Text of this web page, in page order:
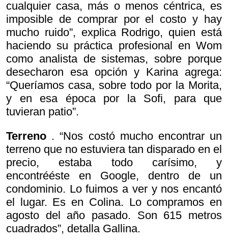
cualquier casa, más o menos céntrica, es
imposible de comprar por el costo y hay
mucho ruido”, explica Rodrigo, quien está
haciendo su práctica profesional en Wom
como analista de sistemas, sobre porque
desecharon esa opción y Karina agrega:
“Queríamos casa, sobre todo por la Morita,
y en esa época por la Sofi, para que
tuvieran patio”.
Terreno . “Nos costó mucho encontrar un
terreno que no estuviera tan disparado en el
precio, estaba todo carísimo, y
encontrééste en Google, dentro de un
condominio. Lo fuimos a ver y nos encantó
el lugar. Es en Colina. Lo compramos en
agosto del año pasado. Son 615 metros
cuadrados”, detalla Gallina.